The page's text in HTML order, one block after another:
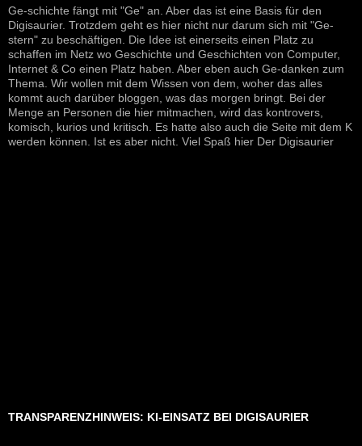
Ge-schichte fängt mit "Ge" an. Aber das ist eine Basis für den
Digisaurier. Trotzdem geht es hier nicht nur darum sich mit "Ge-
stern" zu beschäftigen. Die Idee ist einerseits einen Platz zu
schaffen im Netz wo Geschichte und Geschichten von Computer,
Internet & Co einen Platz haben. Aber eben auch Ge-danken zum
Thema. Wir wollen mit dem Wissen von dem, woher das alles
kommt auch darüber bloggen, was das morgen bringt. Bei der
Menge an Personen die hier mitmachen, wird das kontrovers,
komisch, kurios und kritisch. Es hatte also auch die Seite mit dem K
werden können. Ist es aber nicht. Viel Spaß hier Der Digisaurier
TRANSPARENZHINWEIS: KI-EINSATZ BEI DIGISAURIER